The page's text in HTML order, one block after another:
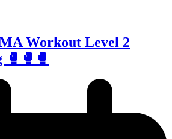
Workout Level 2
🥊🥊🥊